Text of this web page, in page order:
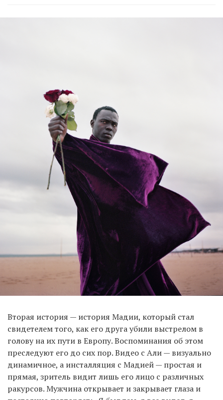
Вторая история — история Мадии, который стал
свидетелем того, как его друга убили выстрелом в
голову на их пути в Европу. Воспоминания об этом
преследуют его до сих пор. Видео с Али — визуально
динамичное, а инсталляция с Мадией — простая и
прямая, зритель видит лишь его лицо с различных
ракурсов. Мужчина открывает и закрывает глаза и